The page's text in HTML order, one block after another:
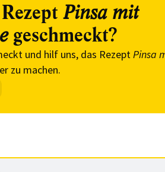
Pinsa mit
geschmeckt?
und hilf uns, das RezeptPinsa
zu machen.